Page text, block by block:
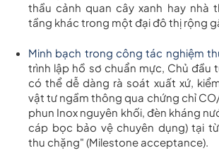
thầu cảnh quan cây xanh hay nhà
tầng khác trong một đại đô thị rộng
Minh bạch trong công tác nghiệm
trình lập hồ sơ chuẩn mực, Chủ đầu
có thể dễ dàng rà soát xuất xứ,
vật tư ngầm thông qua chứng chỉ
phun Inox nguyên khối, đèn kháng
cáp bọc bảo vệ chuyên dụng) tại
thu chặng" (Milestone acceptance).